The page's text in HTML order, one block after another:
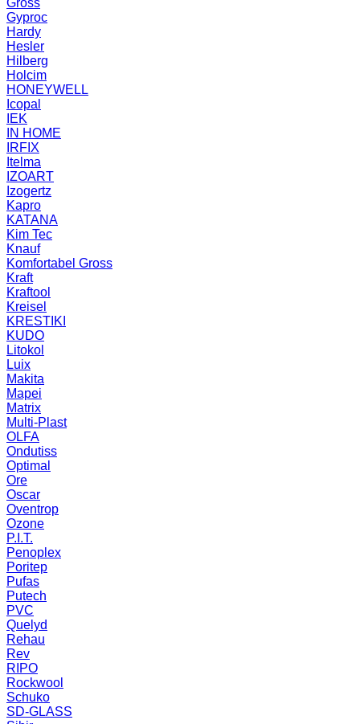
Gross
Gyproc
Hardy
Hesler
Hilberg
Holcim
HONEYWELL
Icopal
IEK
IN HOME
IRFIX
Itelma
IZOART
Izogertz
Kapro
KATANA
Kim Tec
Knauf
Komfortabel Gross
Kraft
Kraftool
Kreisel
KRESTIKI
KUDO
Litokol
Luix
Makita
Mapei
Matrix
Multi-Plast
OLFA
Ondutiss
Optimal
Ore
Oscar
Oventrop
Ozone
P.I.T.
Penoplex
Poritep
Pufas
Putech
PVC
Quelyd
Rehau
Rev
RIPO
Rockwool
Schuko
SD-GLASS